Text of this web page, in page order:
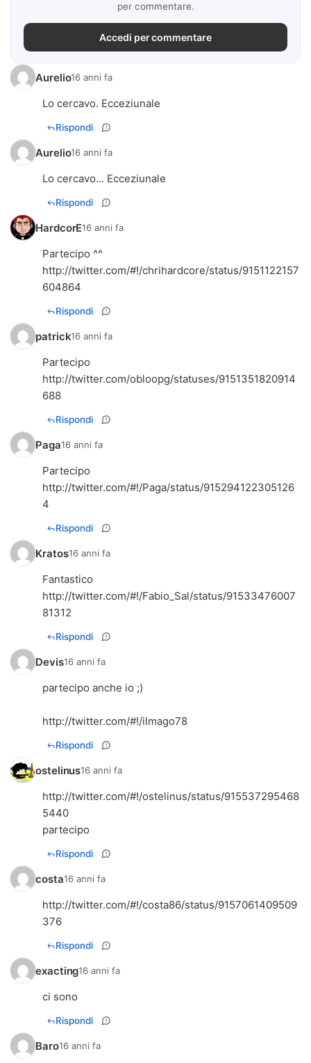
per commentare.
Accedi per commentare
Aurelio16 anni fa
Lo cercavo. Ecceziunale
Rispondi
Aurelio16 anni fa
Lo cercavo... Ecceziunale
Rispondi
HardcorE16 anni fa
http://twitter.com/#!/chrihardcore/status/9151122157
604864
Rispondi
patrick16 anni fa
http://twitter.com/obloopg/statuses/9151351820914
688
Rispondi
Paga16 anni fa
http://twitter.com/#!/Paga/status/915294122305126
4
Rispondi
Kratos16 anni fa
http://twitter.com/#!/Fabio_Sal/status/91533476007
81312
Rispondi
Devis16 anni fa
partecipo anche io ;)
http://twitter.com/#!/ilmago78
Rispondi
ostelinus16 anni fa
http://twitter.com/#!/ostelinus/status/915537295468
5440
partecipo
Rispondi
costa16 anni fa
http://twitter.com/#!/costa86/status/9157061409509
376
Rispondi
exacting16 anni fa
ci sono
Rispondi
Baro16 anni fa